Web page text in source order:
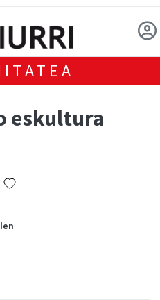
eskultura